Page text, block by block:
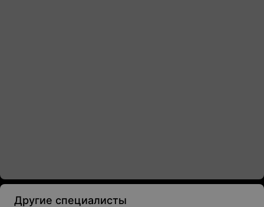
Другие специалисты